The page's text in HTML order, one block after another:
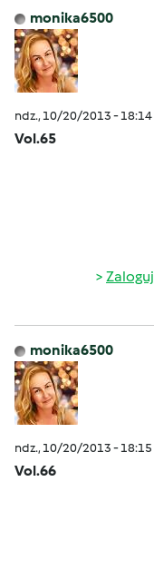
monika6500
ndz., 10/20/2013 - 18:14
Vol.65
Zaloguj
monika6500
ndz., 10/20/2013 - 18:15
Vol.66